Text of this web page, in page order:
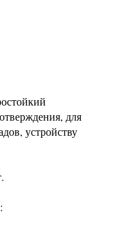
для
устройству